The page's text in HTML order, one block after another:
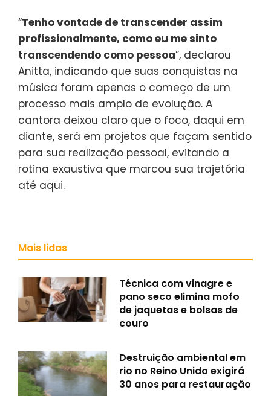
“Tenho vontade de transcender assim
profissionalmente, como eu me sinto
transcendendo como pessoa”, declarou
Anitta, indicando que suas conquistas na
música foram apenas o começo de um
processo mais amplo de evolução. A
cantora deixou claro que o foco, daqui em
diante, será em projetos que façam sentido
para sua realização pessoal, evitando a
rotina exaustiva que marcou sua trajetória
até aqui.
Mais lidas
Técnica com vinagre e
pano seco elimina mofo
de jaquetas e bolsas de
couro
Destruição ambiental em
rio no Reino Unido exigirá
30 anos para restauração